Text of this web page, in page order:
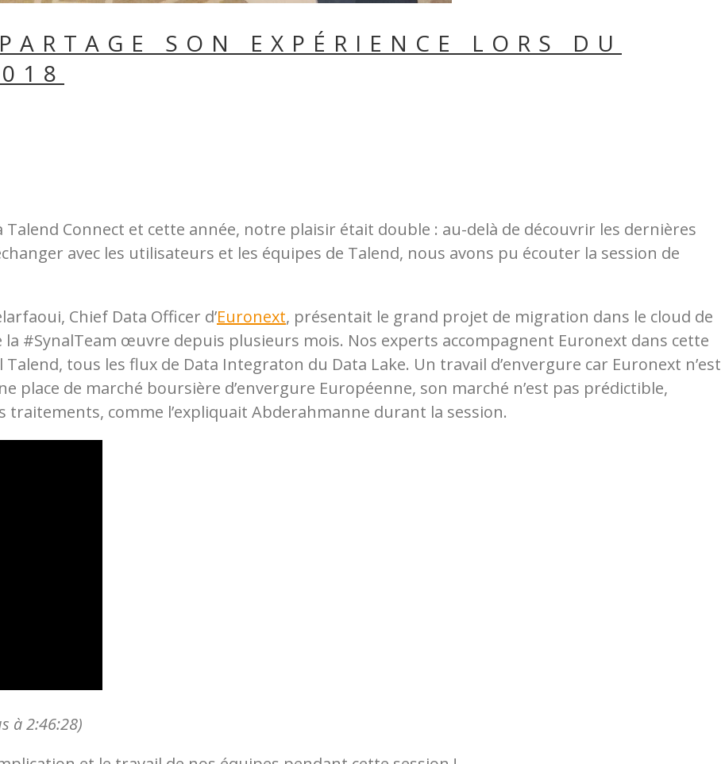
SON EXPÉRIENCE LORS DU
Connect et cette année, notre plaisir était double : au-delà de découvrir les dernières
avec les utilisateurs et les équipes de Talend, nous avons pu écouter la session de
Chief Data Officer d’Euronext, présentait le grand projet de migration dans le cloud de
#SynalTeam œuvre depuis plusieurs mois. Nos experts accompagnent Euronext dans cette
tous les flux de Data Integraton du Data Lake. Un travail d’envergure car Euronext n’est
place de marché boursière d’envergure Européenne, son marché n’est pas prédictible,
traitements, comme l’expliquait Abderahmanne durant la session.
à 2:46:28)